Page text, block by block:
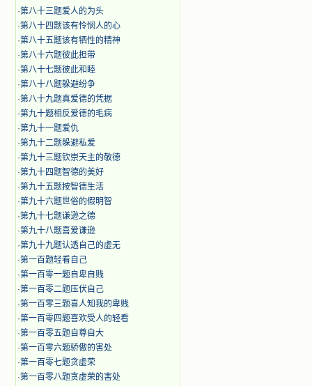
·第八十三题爱人的为头
·第八十四题该有怜悯人的心
·第八十五题该有牺性的精神
·第八十六题彼此担带
·第八十七题彼此和睦
·第八十八题躲避纷争
·第八十九题真爱德的凭据
·第九十题相反爱德的毛病
·第九十一题爱仇
·第九十二题躲避私爱
·第九十三题钦崇天主的敬德
·第九十四题智德的美好
·第九十五题按智德生活
·第九十六题世俗的假明智
·第九十七题谦逊之德
·第九十八题喜爱谦逊
·第九十九题认透自己的虚无
·第一百题轻看自己
·第一百零一题自卑自贱
·第一百零二题压伏自己
·第一百零三题喜人知我的卑贱
·第一百零四题喜欢受人的轻看
·第一百零五题自尊自大
·第一百零六题骄傲的害处
·第一百零七题贪虚荣
·第一百零八题贪虚荣的害处